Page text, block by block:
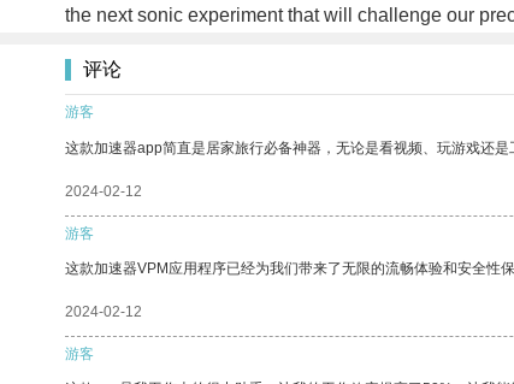
the next sonic experiment that will challenge our
评论
游客
这款加速器app简直是居家旅行必备神器，无论是看视频、玩游戏还
2024-02-12
游客
这款加速器VPM应用程序已经为我们带来了无限的流畅体验和安全性保
2024-02-12
游客